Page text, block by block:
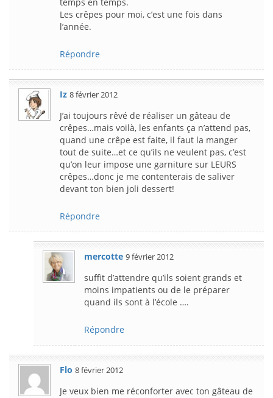
temps en temps.
Les crêpes pour moi, c’est une fois dans
l’année.
Répondre
Iz 8 février 2012
J’ai toujours rêvé de réaliser un gâteau de
crêpes…mais voilà, les enfants ça n’attend pas,
quand une crêpe est faite, il faut la manger
tout de suite…et ce qu’ils ne veulent pas, c’est
qu’on leur impose une garniture sur LEURS
crêpes…donc je me contenterais de saliver
devant ton bien joli dessert!
Répondre
mercotte 9 février 2012
suffit d’attendre qu’ils soient grands et
moins impatients ou de le préparer
quand ils sont à l’école ….
Répondre
Flo 8 février 2012
Je veux bien me réconforter avec ton gâteau de